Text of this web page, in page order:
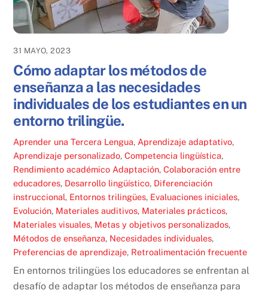
31 MAYO, 2023
Cómo adaptar los métodos de
enseñanza a las necesidades
individuales de los estudiantes en un
entorno trilingüe.
Aprender una Tercera Lengua, Aprendizaje adaptativo,
Aprendizaje personalizado,Competencia lingüística,
Rendimiento académico Adaptación,Colaboración entre
educadores, Desarrollo lingüístico, Diferenciación
instruccional, Entornos trilingües, Evaluaciones iniciales,
Evolución, Materiales auditivos, Materiales prácticos,
Materiales visuales, Metas y objetivos personalizados,
Métodos de enseñanza, Necesidades individuales,
Preferencias de aprendizaje, Retroalimentación frecuente
En entornos trilingües los educadores se enfrentan al
desafío de adaptar los métodos de enseñanza para